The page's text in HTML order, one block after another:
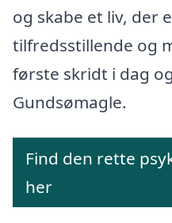
og skabe et liv, der
tilfredsstillende og
første skridt i dag
Gundsømagle.
Find den rette
her